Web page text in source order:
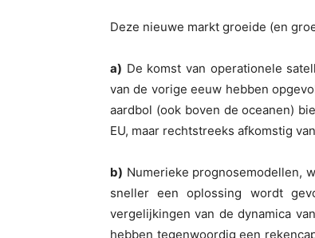
Deze nieuwe markt groeide (en
a) De komst van operationele
van de vorige eeuw hebben
aardbol (ook boven de oceanen)
EU, maar rechtstreeks afkomstig
b) Numerieke prognosemodellen,
sneller een oplossing wordt
vergelijkingen van de dynamica
hebben tegenwoordig een